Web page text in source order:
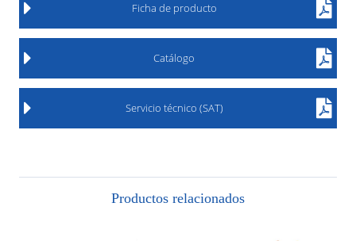
Ficha de producto
Catálogo
Servicio técnico (SAT)
Productos relacionados